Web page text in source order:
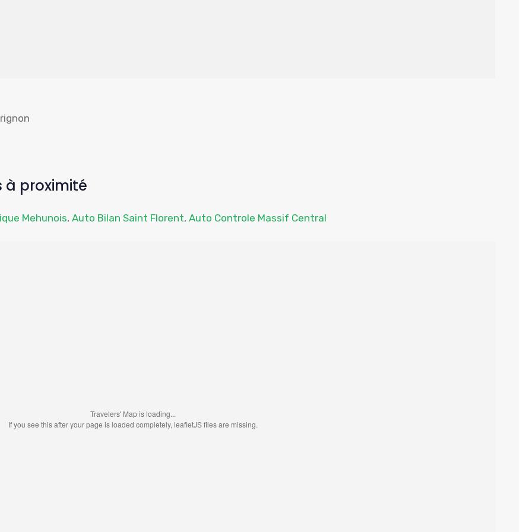
à proximité
Mehunois, Auto Bilan Saint Florent, Auto Controle Massif Central
Travelers' Map is loading...
If you see this after your page is loaded completely, leafletJS files are missing.